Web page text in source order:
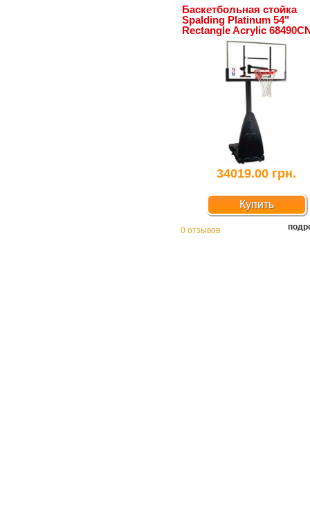
Баскетбольная стойка
Spalding Platinum 54"
Rectangle Acrylic
34019.00 грн.
Купить
0 отзывов